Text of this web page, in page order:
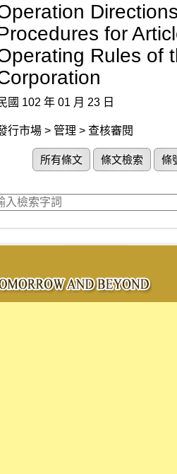
for
Rules of
國 102 年 01 月 23 日
行市場 > 管理 > 查核審閱
所有條文 條文檢索 條